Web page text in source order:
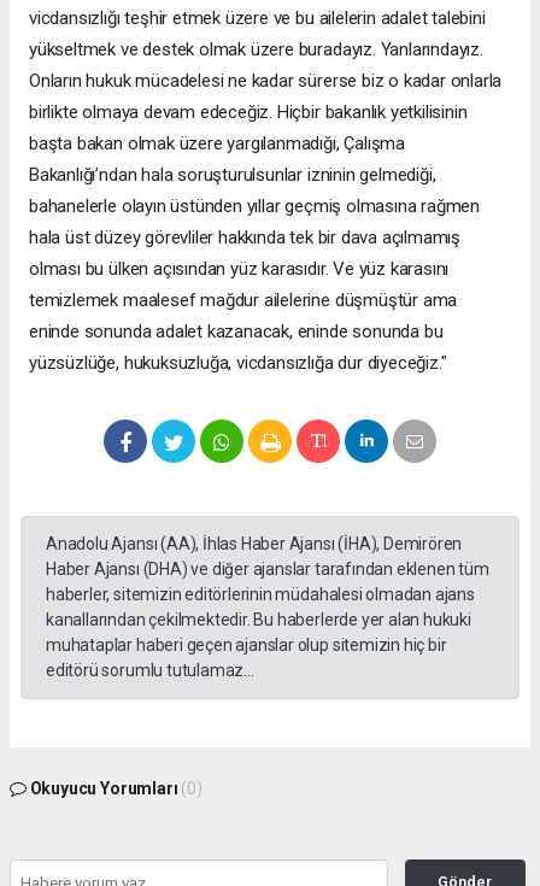
vicdansızlığı teşhir etmek üzere ve bu ailelerin adalet talebini
yükseltmek ve destek olmak üzere buradayız. Yanlarındayız.
Onların hukuk mücadelesi ne kadar sürerse biz o kadar onlarla
birlikte olmaya devam edeceğiz. Hiçbir bakanlık yetkilisinin
başta bakan olmak üzere yargılanmadığı, Çalışma
Bakanlığı’ndan hala soruşturulsunlar izninin gelmediği,
bahanelerle olayın üstünden yıllar geçmiş olmasına rağmen
hala üst düzey görevliler hakkında tek bir dava açılmamış
olması bu ülken açısından yüz karasıdır. Ve yüz karasını
temizlemek maalesef mağdur ailelerine düşmüştür ama
eninde sonunda adalet kazanacak, eninde sonunda bu
yüzsüzlüğe, hukuksuzluğa, vicdansızlığa dur diyeceğiz."
Anadolu Ajansı (AA), İhlas Haber Ajansı (İHA), Demirören
Haber Ajansı (DHA) ve diğer ajanslar tarafından eklenen tüm
haberler, sitemizin editörlerinin müdahalesi olmadan ajans
kanallarından çekilmektedir. Bu haberlerde yer alan hukuki
muhataplar haberi geçen ajanslar olup sitemizin hiç bir
editörü sorumlu tutulamaz...
Okuyucu Yorumları (0)
Gönder